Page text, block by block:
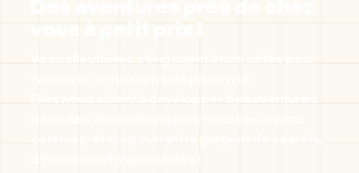
Des aventures près de chez
vous à petit prix !
Vos collectivités s’engagent à nos côtés pour
favoriser un tourisme de proximité.
Elles nous aident à développer des aventures
dans des destinations plus reculées, moins
connues, et qui pourtant regorgent de secrets,
d’histoires et d’anecdotes !